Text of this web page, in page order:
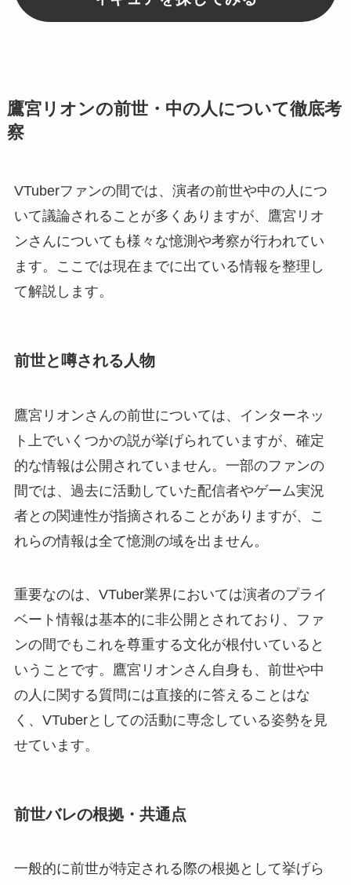
鷹宮リオンの前世・中の人について徹底考
察
VTuberファンの間では、演者の前世や中の人につ
いて議論されることが多くありますが、鷹宮リオ
ンさんについても様々な憶測や考察が行われてい
ます。ここでは現在までに出ている情報を整理し
て解説します。
前世と噂される人物
鷹宮リオンさんの前世については、インターネッ
ト上でいくつかの説が挙げられていますが、確定
的な情報は公開されていません。一部のファンの
間では、過去に活動していた配信者やゲーム実況
者との関連性が指摘されることがありますが、こ
れらの情報は全て憶測の域を出ません。
重要なのは、VTuber業界においては演者のプライ
ベート情報は基本的に非公開とされており、ファ
ンの間でもこれを尊重する文化が根付いていると
いうことです。鷹宮リオンさん自身も、前世や中
の人に関する質問には直接的に答えることはな
く、VTuberとしての活動に専念している姿勢を見
せています。
前世バレの根拠・共通点
一般的に前世が特定される際の根拠として挙げら